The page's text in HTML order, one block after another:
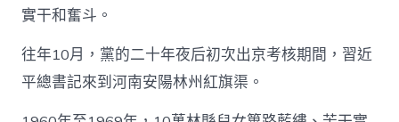
實干和奮斗。
往年10月，黨的二十年夜后初次出京考核期間，習近
平總書記來到河南安陽林州紅旗渠。